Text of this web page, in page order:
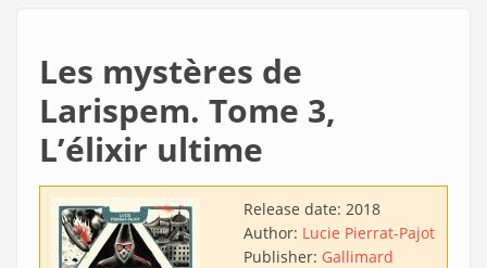
Les mystères de
Larispem. Tome 3,
L’élixir ultime
Release date: 2018
Author: Lucie Pierrat-Pajot
Publisher: Gallimard